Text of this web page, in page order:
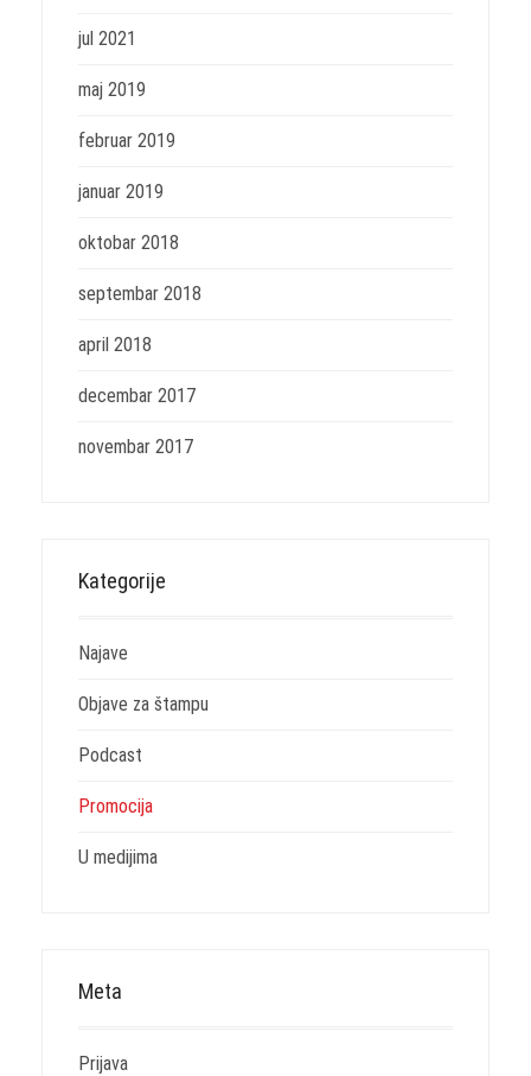
jul 2021
maj 2019
februar 2019
januar 2019
oktobar 2018
septembar 2018
april 2018
decembar 2017
novembar 2017
Kategorije
Najave
Objave za štampu
Podcast
Promocija
U medijima
Meta
Prijava